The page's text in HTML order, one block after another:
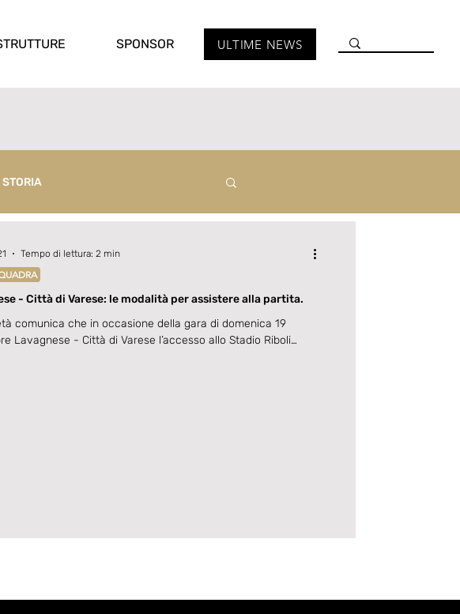
SPONSOR ULTIME NEWS
STORIA
- Città di Varese: le modalità per assistere alla partita.
comunica che in occasione della gara di domenica 19
Lavagnese - Città di Varese l’accesso allo Stadio Riboli
Tempo di lettura: 2 min